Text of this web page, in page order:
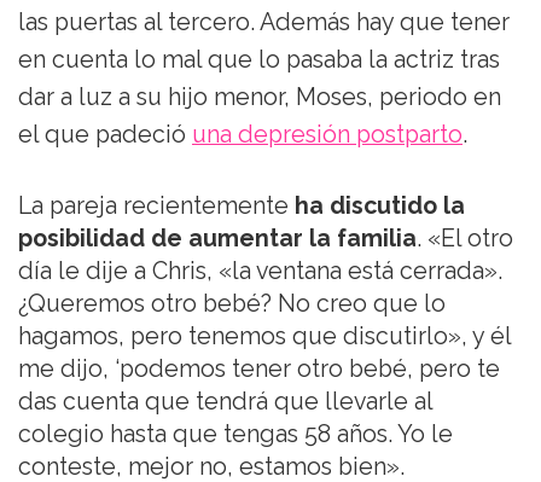
las puertas al tercero. Además hay que tener
en cuenta lo mal que lo pasaba la actriz tras
dar a luz a su hijo menor, Moses, periodo en
el que padeció una depresión postparto.
La pareja recientemente ha discutido la
posibilidad de aumentar la familia. «El otro
día le dije a Chris, «la ventana está cerrada».
¿Queremos otro bebé? No creo que lo
hagamos, pero tenemos que discutirlo», y él
me dijo, ‘podemos tener otro bebé, pero te
das cuenta que tendrá que llevarle al
colegio hasta que tengas 58 años. Yo le
conteste, mejor no, estamos bien».